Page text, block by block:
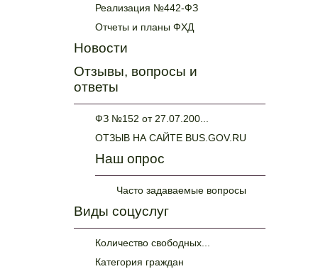
Реализация №442-ФЗ
Отчеты и планы ФХД
Новости
Отзывы, вопросы и
ответы
ФЗ №152 от 27.07.200...
ОТЗЫВ НА САЙТЕ BUS.GOV.RU
Наш опрос
Часто задаваемые вопросы
Виды соцуслуг
Количество свободных...
Категория граждан